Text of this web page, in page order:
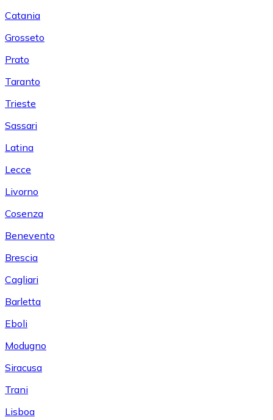
Catania
Grosseto
Prato
Taranto
Trieste
Sassari
Latina
Lecce
Livorno
Cosenza
Benevento
Brescia
Cagliari
Barletta
Eboli
Modugno
Siracusa
Trani
Lisboa